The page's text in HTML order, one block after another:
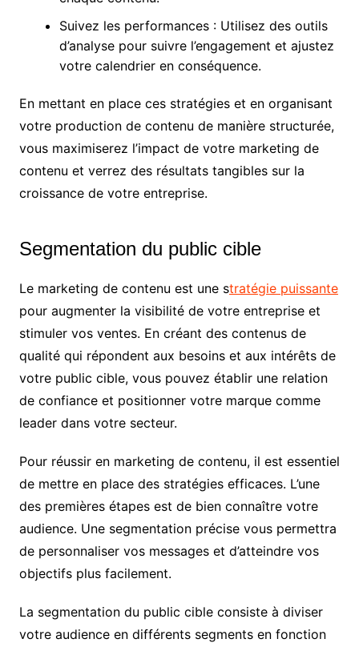
Suivez les performances : Utilisez des outils
d’analyse pour suivre l’engagement et ajustez
votre calendrier en conséquence.
En mettant en place ces stratégies et en organisant
votre production de contenu de manière structurée,
vous maximiserez l’impact de votre marketing de
contenu et verrez des résultats tangibles sur la
croissance de votre entreprise.
Segmentation du public cible
Le marketing de contenu est une stratégie puissante
pour augmenter la visibilité de votre entreprise et
stimuler vos ventes. En créant des contenus de
qualité qui répondent aux besoins et aux intérêts de
votre public cible, vous pouvez établir une relation
de confiance et positionner votre marque comme
leader dans votre secteur.
Pour réussir en marketing de contenu, il est essentiel
de mettre en place des stratégies efficaces. L’une
des premières étapes est de bien connaître votre
audience. Une segmentation précise vous permettra
de personnaliser vos messages et d’atteindre vos
objectifs plus facilement.
La segmentation du public cible consiste à diviser
votre audience en différents segments en fonction